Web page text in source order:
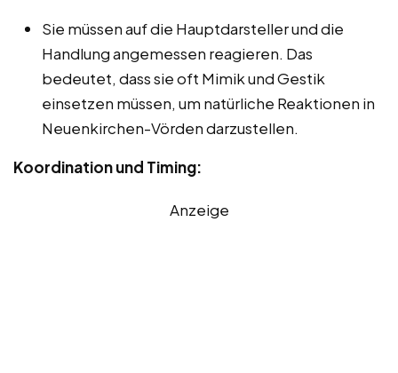
Sie müssen auf die Hauptdarsteller und die
Handlung angemessen reagieren. Das
bedeutet, dass sie oft Mimik und Gestik
einsetzen müssen, um natürliche Reaktionen in
Neuenkirchen-Vörden darzustellen.
Koordination und Timing:
Anzeige